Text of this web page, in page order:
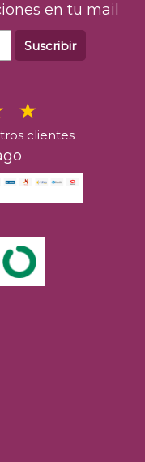
en tu mail
Suscribir
clientes